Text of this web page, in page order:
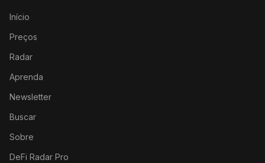
Início
Preços
Radar
Aprenda
Newsletter
Buscar
Sobre
DeFi Radar Pro